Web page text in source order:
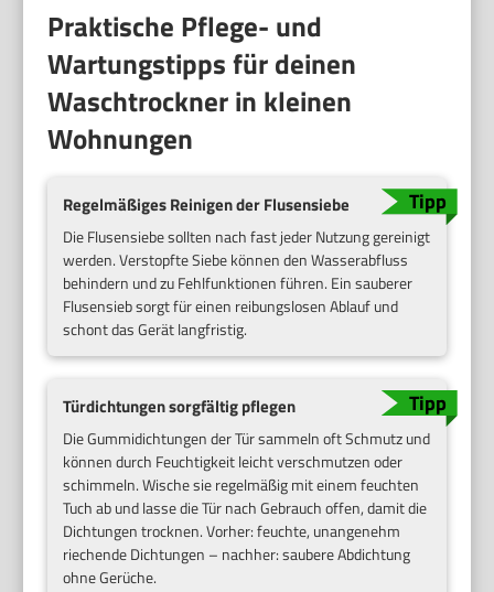
Praktische Pflege- und
Wartungstipps für deinen
Waschtrockner in kleinen
Wohnungen
Regelmäßiges Reinigen der Flusensiebe
Die Flusensiebe sollten nach fast jeder Nutzung gereinigt
werden. Verstopfte Siebe können den Wasserabfluss
behindern und zu Fehlfunktionen führen. Ein sauberer
Flusensieb sorgt für einen reibungslosen Ablauf und
schont das Gerät langfristig.
Türdichtungen sorgfältig pflegen
Die Gummidichtungen der Tür sammeln oft Schmutz und
können durch Feuchtigkeit leicht verschmutzen oder
schimmeln. Wische sie regelmäßig mit einem feuchten
Tuch ab und lasse die Tür nach Gebrauch offen, damit die
Dichtungen trocknen. Vorher: feuchte, unangenehm
riechende Dichtungen – nachher: saubere Abdichtung
ohne Gerüche.